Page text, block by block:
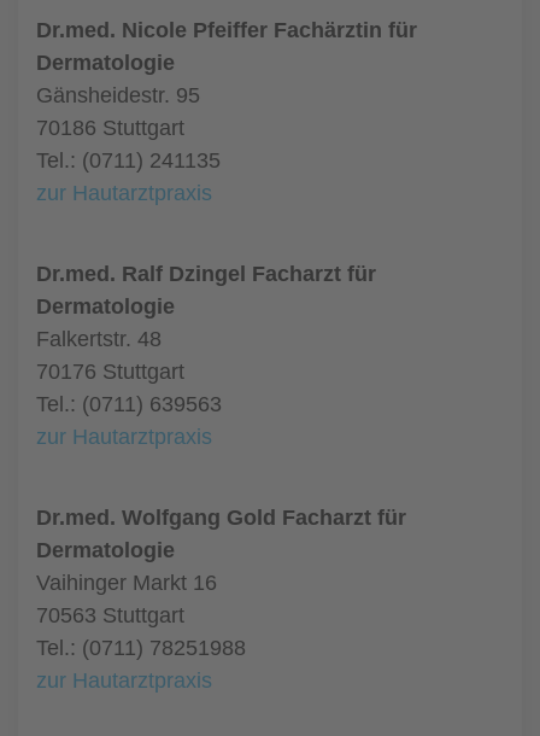
Dr.med. Nicole Pfeiffer Fachärztin für
Dermatologie
Gänsheidestr. 95
70186 Stuttgart
Tel.: (0711) 241135
zur Hautarztpraxis
Dr.med. Ralf Dzingel Facharzt für
Dermatologie
Falkertstr. 48
70176 Stuttgart
Tel.: (0711) 639563
zur Hautarztpraxis
Dr.med. Wolfgang Gold Facharzt für
Dermatologie
Vaihinger Markt 16
70563 Stuttgart
Tel.: (0711) 78251988
zur Hautarztpraxis